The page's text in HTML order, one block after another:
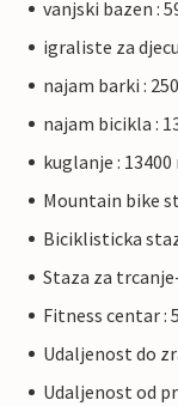
vanjski bazen :
igraliste za
najam barki :
najam bicikla :
kuglanje : 13400
Mountain bike
Biciklisticka
Staza za
Fitness centar :
Udaljenost do
Udaljenost od